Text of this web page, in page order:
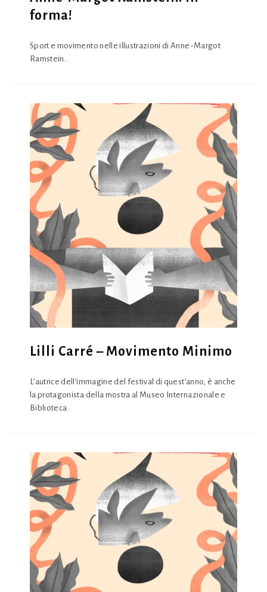
forma!
Sport e movimento nelle illustrazioni di Anne-Margot
Ramstein..
Lilli Carré – Movimento Minimo
L’autrice dell’immagine del festival di quest’anno, è anche
la protagonista della mostra al Museo Internazionale e
Biblioteca..